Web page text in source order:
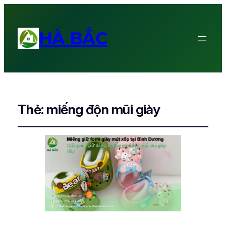
HÀ BẮC
Thẻ: miếng độn mũi giày